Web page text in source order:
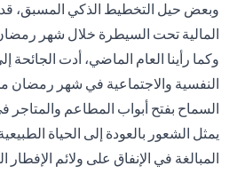
وبعض حيل التخطيط الذكي المسبق،
المالية تحت السيطرة خلال شهر
وكما رأينا العام الماضي، أدت الجائحة
النفسية والاجتماعية في شهر رمضان
السماح بفتح أبواب المطاعم والمتاجر
يمثل الشعور بالعودة إلى الحياة
المبالغة في الإنفاق على ولائم الإفطار